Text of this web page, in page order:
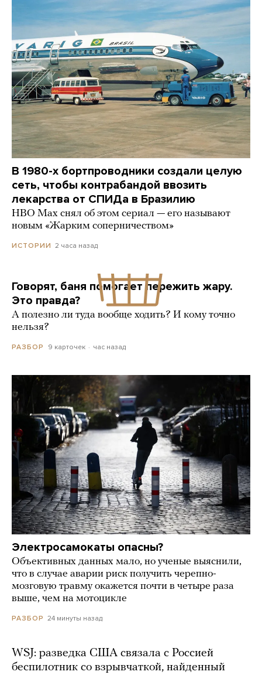
В 1980-х бортпроводники создали целую
сеть, чтобы контрабандой ввозить
лекарства от СПИДа в Бразилию
HBO Max снял об этом сериал — его называют
новым «Жарким соперничеством»
ИСТОРИИ 2 часа назад
Говорят, баня помогает пережить жару.
Это правда?
А полезно ли туда вообще ходить? И кому точно
нельзя?
РАЗБОР 9 карточек час назад
Электросамокаты опасны?
Объективных данных мало, но ученые выяснили,
что в случае аварии риск получить черепно-
мозговую травму окажется почти в четыре раза
выше, чем на мотоцикле
РАЗБОР 24 минуты назад
WSJ: разведка США связала с Россией
беспилотник со взрывчаткой, найденный